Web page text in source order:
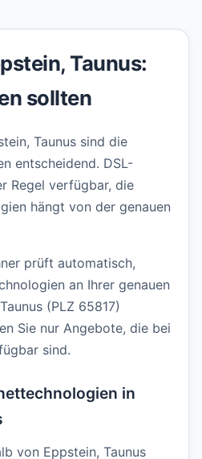
Taunus:
sollten
Taunus sind die
entscheidend. DSL-
Regel verfügbar, die
hängt von der genauen
prüft automatisch,
an Ihrer genauen
(PLZ 65817)
Sie nur Angebote, die bei
sind.
in
von Eppstein, Taunus